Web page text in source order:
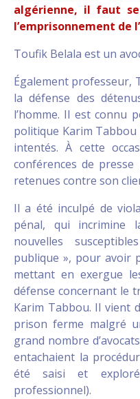
algérienne, il faut
l’emprisonnement de
Toufik Belala est un
Également professeur,
la défense des
l’homme. Il est connu
politique Karim
intentés. À cette
conférences de
retenues contre son
Il a été inculpé de
pénal, qui incrimine
nouvelles
publique », pour avoir
mettant en exergue
défense concernant le
Karim Tabbou. Il vient
prison ferme malgré
grand nombre
entachaient la
été saisi et
professionnel).